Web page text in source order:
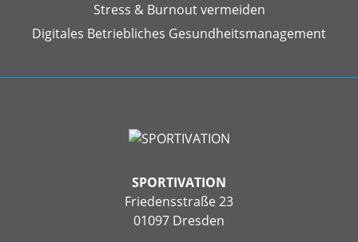
Stress & Burnout vermeiden
Digitales Betriebliches Gesundheitsmanagement
SPORTIVATION
Friedensstraße 23
01097 Dresden